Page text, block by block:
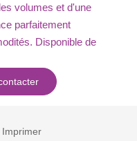
volumes et d'une
parfaitement
Disponible de
Imprimer